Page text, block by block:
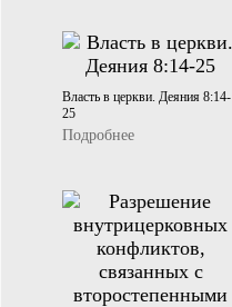
Власть в церкви. Деяния 8:14-
25
Подробнее